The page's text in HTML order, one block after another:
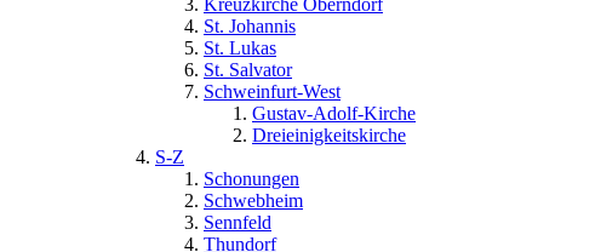
Kreuzkirche Oberndorf
St. Johannis
St. Lukas
St. Salvator
Schweinfurt-West
Gustav-Adolf-Kirche
Dreieinigkeitskirche
S-Z
Schonungen
Schwebheim
Sennfeld
Thundorf